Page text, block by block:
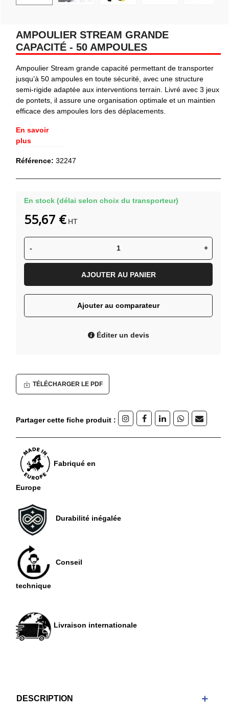
AMPOULIER STREAM GRANDE
CAPACITÉ - 50 AMPOULES
Ampoulier Stream grande capacité permettant de transporter
jusqu’à 50 ampoules en toute sécurité, avec une structure
semi-rigide adaptée aux interventions terrain. Livré avec 3 jeux
de pontets, il assure une organisation optimale et un maintien
efficace des ampoules lors des déplacements.
En savoir
plus
Référence: 32247
En stock (délai selon choix du transporteur)
- +
AJOUTER AU PANIER
Ajouter au comparateur
Éditer un devis
55,67 € HT
TÉLÉCHARGER LE PDF
Partager cette fiche produit :
Fabriqué en
Europe
Durabilité inégalée
Conseil
technique
Livraison internationale
DESCRIPTION